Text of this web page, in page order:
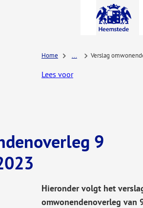
A-Z-
menu
Home Verslag
Lees voor
9
Hieronder volgt het
omwonendenoverleg van